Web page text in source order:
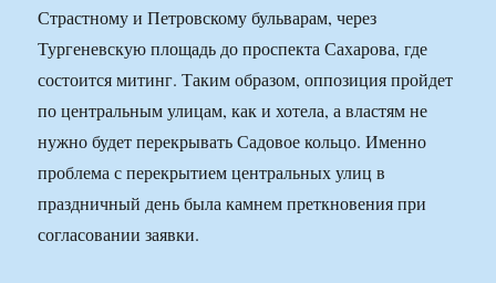
Страстному и Петровскому бульварам, через
Тургеневскую площадь до проспекта Сахарова, где
состоится митинг. Таким образом, оппозиция пройдет
по центральным улицам, как и хотела, а властям не
нужно будет перекрывать Садовое кольцо. Именно
проблема с перекрытием центральных улиц в
праздничный день была камнем преткновения при
согласовании заявки.